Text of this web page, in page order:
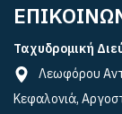
Ταχυδρομική
Λεωφόρου
Κεφαλονιά,